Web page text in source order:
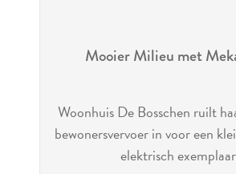
Mooier Milieu met
Woonhuis De Bosschen ruilt
bewonersvervoer in voor een
elektrisch